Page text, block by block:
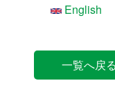
English
一覧へ戻る